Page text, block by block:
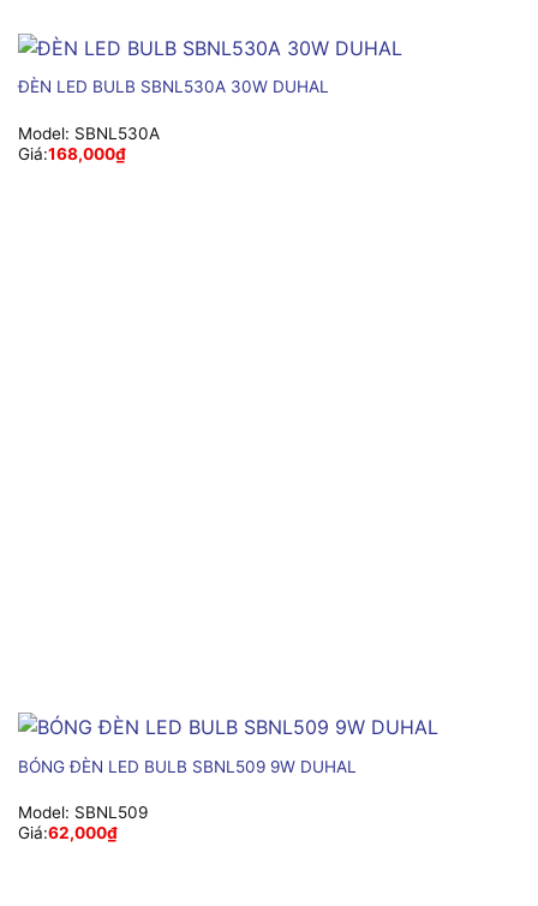
ĐÈN LED BULB SBNL530A 30W DUHAL
Model: SBNL530A
Giá:168,000₫
BÓNG ĐÈN LED BULB SBNL509 9W DUHAL
Model: SBNL509
Giá:62,000₫